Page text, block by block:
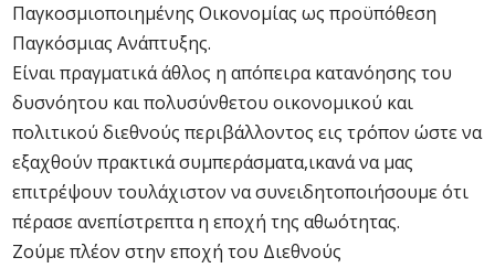
Παγκοσμιοποιημένης Οικονομίας ως προϋπόθεση
Παγκόσμιας Ανάπτυξης.
Είναι πραγματικά άθλος η απόπειρα κατανόησης του
δυσνόητου και πολυσύνθετου οικονομικού και
πολιτικού διεθνούς περιβάλλοντος εις τρόπον ώστε να
εξαχθούν πρακτικά συμπεράσματα,ικανά να μας
επιτρέψουν τουλάχιστον να συνειδητοποιήσουμε ότι
πέρασε ανεπίστρεπτα η εποχή της αθωότητας.
Ζούμε πλέον στην εποχή του Διεθνούς